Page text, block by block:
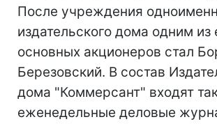
После учреждения
издательского дома одним из
основных акционеров стал
Березовский. В состав
дома "Коммерсант" входят
еженедельные деловые